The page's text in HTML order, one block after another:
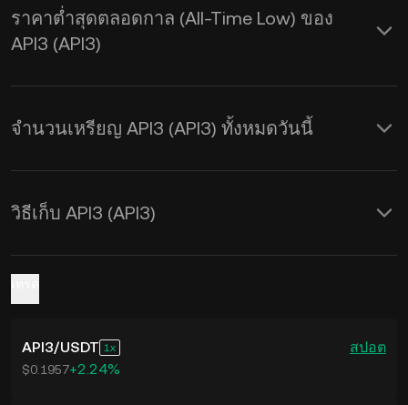
เปลี่ยนจากAPI3 เป็น USD แบบเรียลไทม์
ราคาต่ำสุดตลอดกาล (All-Time Low) ของ
API3 (API3)
จำนวนเหรียญ API3 (API3) ทั้งหมดวันนี้
วิธีเก็บ API3 (API3)
API3/USDT 1 สปอต
$0.1957+2.24%